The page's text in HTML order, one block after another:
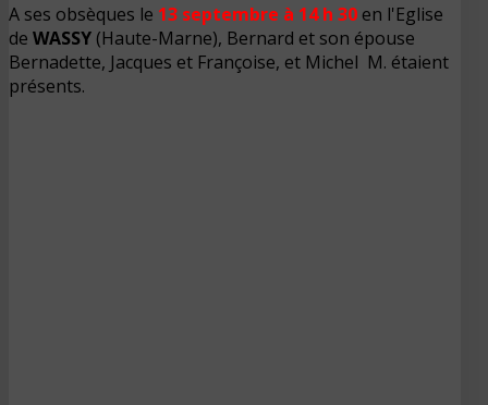
A ses obsèques le 13 septembre à 14 h 30 en l'Eglise
de WASSY (Haute-Marne), Bernard et son épouse
Bernadette, Jacques et Françoise, et Michel M. étaient
présents.